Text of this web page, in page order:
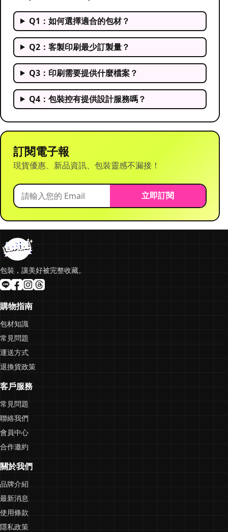
Q1：如何選擇適合的包材？
Q2：客製印刷最少訂製量？
Q3：印刷需要提供什麼檔案？
Q4：包裝控有提供設計服務嗎？
訂閱電子報
現貨優惠、新品資訊、包裝靈感不漏接！
立即訂閱
包裝，讓美好被完整收藏。
購物指南
包材知識
常見問題
運送方式
退換貨政策
客戶服務
常見問題
聯絡我們
會員中心
合作邀約
關於我們
品牌介紹
最新消息
使用條款
隱私政策